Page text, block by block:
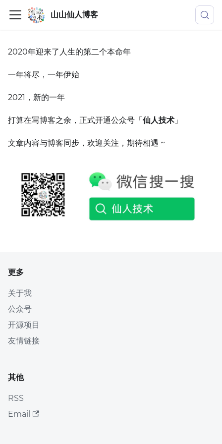
山山仙人博客
2020年迎来了人生的第二个本命年
一年将尽，一年伊始
2021，新的一年
打算在写博客之余，正式开通公众号「仙人技术 」
文章内容与博客同步，欢迎关注，期待相遇 ~
更多
关于我
公众号
开源项目
友情链接
其他
RSS
Email